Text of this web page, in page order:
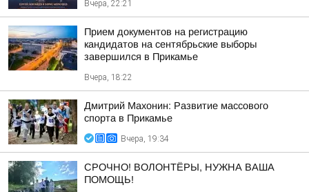
Вчера, 22:21
Прием документов на регистрацию
кандидатов на сентябрьские выборы
завершился в Прикамье
Вчера, 18:22
Дмитрий Махонин: Развитие массового
спорта в Прикамье
Вчера, 19:34
СРОЧНО! ВОЛОНТЁРЫ, НУЖНА ВАША
ПОМОЩЬ!